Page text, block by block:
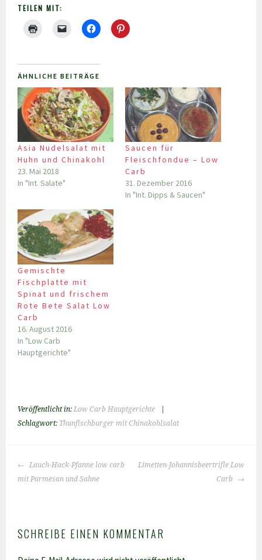
TEILEN MIT:
ÄHNLICHE BEITRÄGE
Asia Nudelsalat mit
Huhn und Chinakohl
23. Mai 2018
In "Int. Salate"
Saucen für
Fleischfondue – Low
Carb
31. Dezember 2016
In "Int. Dipps & Saucen"
Gemischte
Fischplatte mit
Spinat und frischem
Rote Bete Salat Low
Carb
16. August 2016
In "Low Carb
Hauptgerichte"
Veröffentlicht in: Low Carb Hauptgerichte
Schlagwort: Thunfischburger mit Chinakohlsalat
BEITRAGS-
NAVIGATION
Lauch-Hack-Pfanne low carb
mit Parmesan und Sahne
Limetten-Johannisbeertrifle Low
Carb
SCHREIBE EINEN KOMMENTAR